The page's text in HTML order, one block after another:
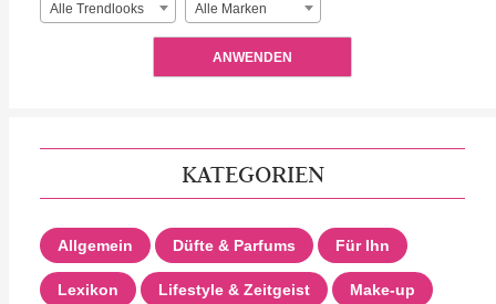
Alle Trendlooks Alle Marken
ANWENDEN
KATEGORIEN
Allgemein Düfte & Parfums Für Ihn
Lexikon Lifestyle & Zeitgeist Make-up